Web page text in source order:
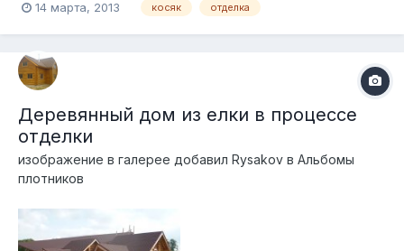
14 марта, 2013 косяк отделка
Деревянный дом из елки в процессе
отделки
изображение в галерее добавил Rysakov в Альбомы
плотников